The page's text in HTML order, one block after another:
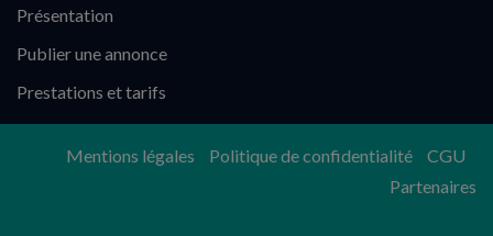
Présentation
Publier une annonce
Prestations et tarifs
Mentions légales Politique de confidentialité
CGU
Partenaires